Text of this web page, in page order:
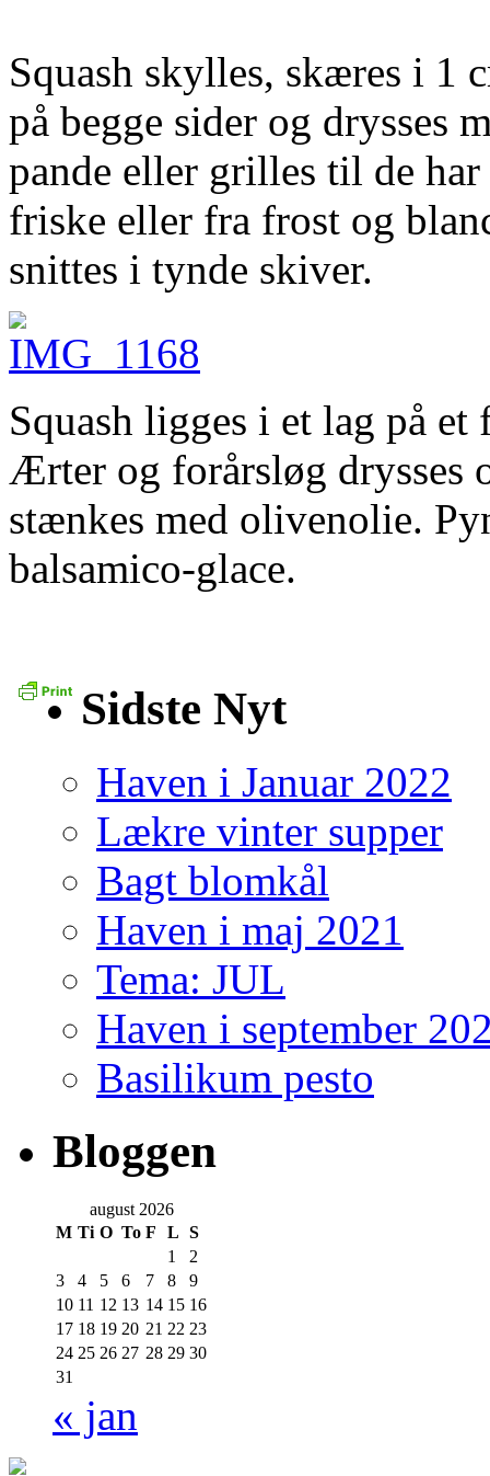
Squash skylles, skæres i 1
på begge sider og drysses
pande eller grilles til de
friske eller fra frost og
snittes i tynde skiver.
Squash ligges i et lag på
Ærter og forårsløg drysses
stænkes med olivenolie.
balsamico-glace.
Sidste Nyt
Haven i Januar 2022
Lækre vinter supper
Bagt blomkål
Haven i maj 2021
Tema: JUL
Haven i september
Basilikum pesto
Bloggen
august 2026
M Ti O To F L S
1
2
3
4 5 6 7 8
9
10 11 12 13 14 15 16
17 18 19 20 21 22 23
24 25 26 27 28 29 30
31
« jan